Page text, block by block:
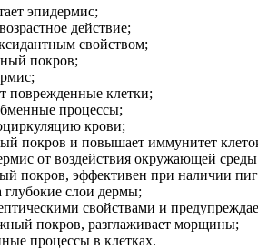
эпидермис;
действие;
свойством;
покров;
поврежденные клетки;
процессы;
крови;
покров и повышает иммунитет
от воздействия окружающей
покров, эффективен при наличии
глубокие слои дермы;
свойствами и
покров, разглаживает морщины;
процессы в клетках.